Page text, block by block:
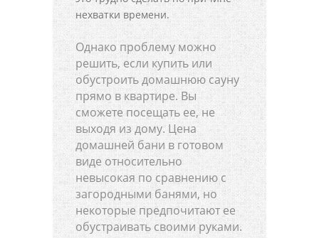
нехватки времени.
Однако проблему можно
решить, если купить или
обустроить домашнюю сауну
прямо в квартире. Вы
сможете посещать ее, не
выходя из дому. Цена
домашней бани в готовом
виде относительно
невысокая по сравнению с
загородными банями, но
некоторые предпочитают ее
обустраивать своими руками.